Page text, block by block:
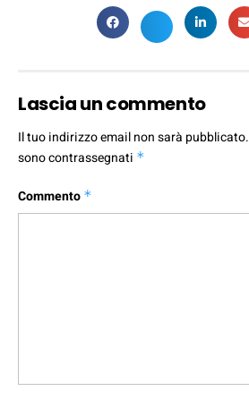
Lascia un commento
Il tuo indirizzo email non sarà pubblicato.
sono contrassegnati *
Commento *